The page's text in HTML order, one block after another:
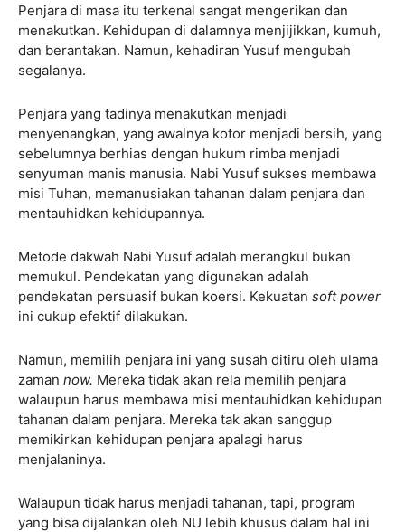
Penjara di masa itu terkenal sangat mengerikan dan
menakutkan. Kehidupan di dalamnya menjijikkan, kumuh,
dan berantakan. Namun, kehadiran Yusuf mengubah
segalanya.
Penjara yang tadinya menakutkan menjadi
menyenangkan, yang awalnya kotor menjadi bersih, yang
sebelumnya berhias dengan hukum rimba menjadi
senyuman manis manusia. Nabi Yusuf sukses membawa
misi Tuhan, memanusiakan tahanan dalam penjara dan
mentauhidkan kehidupannya.
Metode dakwah Nabi Yusuf adalah merangkul bukan
memukul. Pendekatan yang digunakan adalah
pendekatan persuasif bukan koersi. Kekuatan soft power
ini cukup efektif dilakukan.
Namun, memilih penjara ini yang susah ditiru oleh ulama
zaman now. Mereka tidak akan rela memilih penjara
walaupun harus membawa misi mentauhidkan kehidupan
tahanan dalam penjara. Mereka tak akan sanggup
memikirkan kehidupan penjara apalagi harus
menjalaninya.
Walaupun tidak harus menjadi tahanan, tapi, program
yang bisa dijalankan oleh NU lebih khusus dalam hal ini